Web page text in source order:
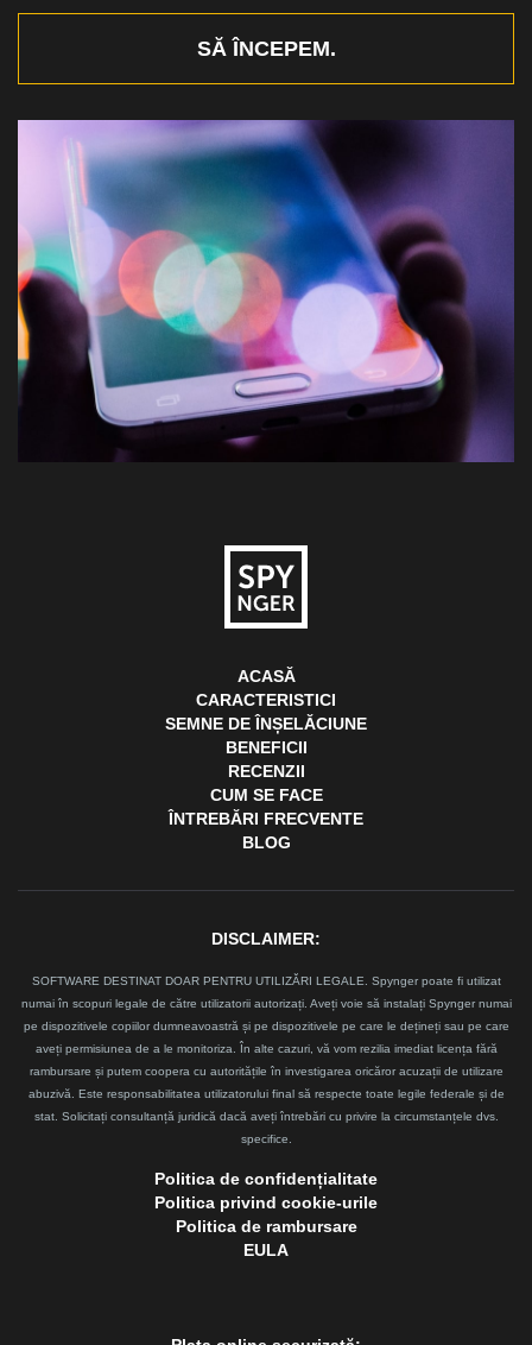
SĂ ÎNCEPEM.
ACASĂ
CARACTERISTICI
SEMNE DE ÎNȘELĂCIUNE
BENEFICII
RECENZII
CUM SE FACE
ÎNTREBĂRI FRECVENTE
BLOG
DISCLAIMER:
SOFTWARE DESTINAT DOAR PENTRU UTILIZĂRI LEGALE. Spynger poate fi utilizat
numai în scopuri legale de către utilizatorii autorizați. Aveți voie să instalați Spynger numai
pe dispozitivele copiilor dumneavoastră și pe dispozitivele pe care le dețineți sau pe care
aveți permisiunea de a le monitoriza. În alte cazuri, vă vom rezilia imediat licența fără
rambursare și putem coopera cu autoritățile în investigarea oricăror acuzații de utilizare
abuzivă. Este responsabilitatea utilizatorului final să respecte toate legile federale și de
stat. Solicitați consultanță juridică dacă aveți întrebări cu privire la circumstanțele dvs.
specifice.
Politica de confidențialitate
Politica privind cookie-urile
Politica de rambursare
EULA